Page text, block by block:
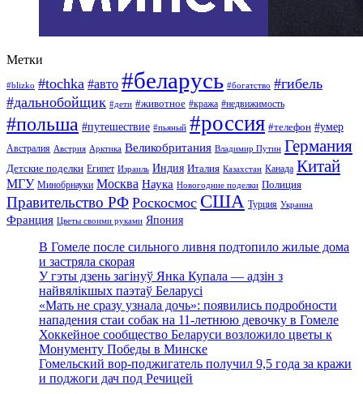
Метки
#blizko #tochka #авто #беларусь #богатство #гибель
#дальнобойщик #дети #животное #кража #недвижимость
#польша #путешествие #пьяный #россия #телефон #умер
Австралия Австрия Арктика Великобритания Владимир Путин Германия
Детские поделки Египет Израиль Индия Италия Казахстан Канада Китай
МГУ Минобрнауки Москва Наука Новогодние поделки Полиция
Правительство РФ Роскосмос США Турция Украина
Франция Цветы своими руками Япония
В Гомеле после сильного ливня подтопило жилые дома
и застряла скорая
У гэты дзень загінуў Янка Купала — адзін з
найвялікшых паэтаў Беларусі
«Мать не сразу узнала дочь»: появились подробности
нападения стаи собак на 11-летнюю девочку в Гомеле
Хоккейное сообщество Беларуси возложило цветы к
Монументу Победы в Минске
Гомельский вор-поджигатель получил 9,5 года за кражи
и поджоги дач под Речицей